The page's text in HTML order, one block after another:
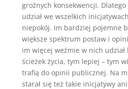
groźnych konsekwencji.
udział we wszelkich
niepokój. Im bardziej pojemne
większe spektrum postaw i
im więcej weźmie w nich
ścieżek życia, tym lepiej – tym
trafią do opinii publicznej. Na
starał się też takie inicjatywy